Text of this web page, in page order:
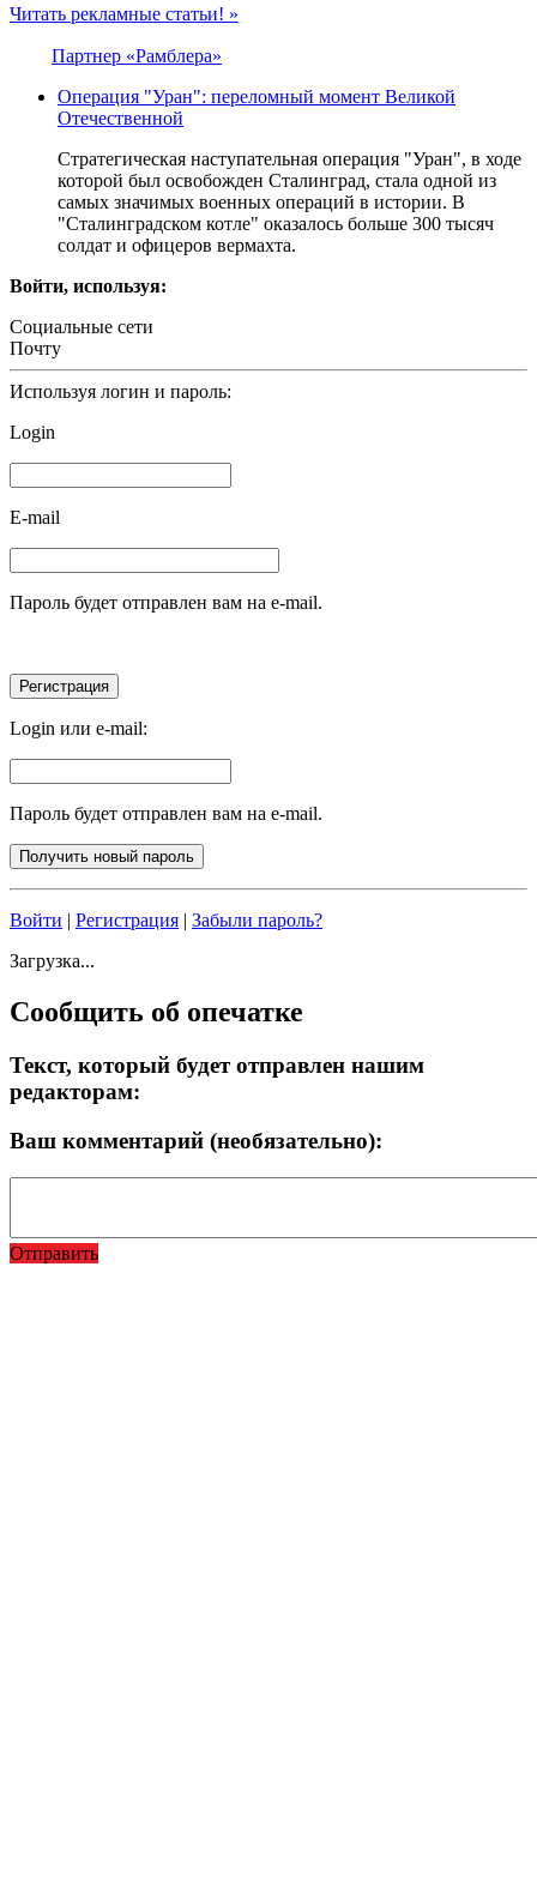
Читать рекламные статьи! »
Партнер «Рамблера»
Операция "Уран": переломный момент Великой
Отечественной
Стратегическая наступательная операция "Уран", в ходе
которой был освобожден Сталинград, стала одной из
самых значимых военных операций в истории. В
"Сталинградском котле" оказалось больше 300 тысяч
солдат и офицеров вермахта.
Войти, используя:
Социальные сети
Почту
Используя логин и пароль:
Login
E-mail
Пароль будет отправлен вам на e-mail.
Login или e-mail:
Пароль будет отправлен вам на e-mail.
Войти | Регистрация | Забыли пароль?
Загрузка...
Сообщить об опечатке
Текст, который будет отправлен нашим
редакторам:
Ваш комментарий (необязательно):
Отправить